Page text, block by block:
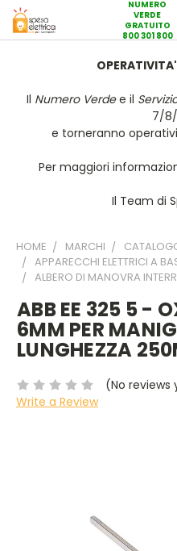
NUMERO
VERDE
GRATUITO
800 301 800
Il Numero Verdee il
7/
e torneranno
Per maggiori
Il Team di
HOME MARCHI
APPARECCHI ELETTRICI A
ALBERO DI MANOVRA
ABB EE 325 5 -
6MM PER
LUNGHEZZA
(No reviews
Write a Review